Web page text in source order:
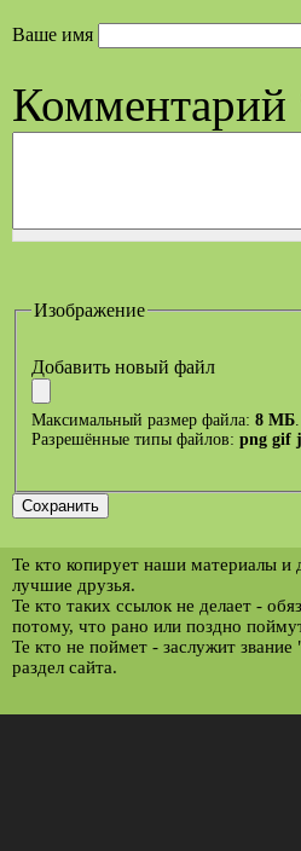
Ваше имя
Комментарий
Изображение
Добавить новый файл
Максимальный размер файла: 8 МБ.
Разрешённые типы файлов: png gif
Те кто копирует наши материалы
лучшие друзья.
Те кто таких ссылок не делает -
потому, что рано или поздно
Те кто не поймет - заслужит
раздел сайта.